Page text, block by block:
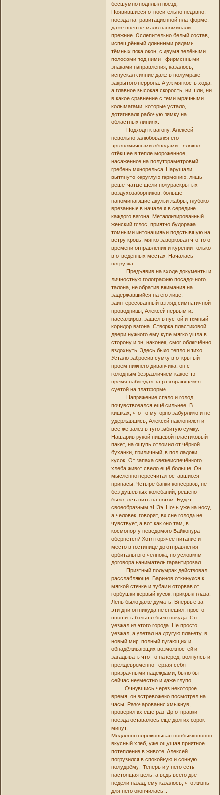
бесшумно подплыл поезд.
Появившиеся относительно недавно,
поезда на гравитационной платформе,
даже внешне мало напоминали
прежние. Ослепительно белый состав,
испещрённый длинными рядами
тёмных пока окон, с двумя зелёными
полосами под ними - фирменными
знаками направления, казалось,
испускал сияние даже в полумраке
закрытого перрона. А уж мягкость хода,
а главное высокая скорость, ни шли, ни
в какое сравнение с теми мрачными
колымагами, которые устало,
дотягивали рабочую лямку на
областных линиях.
Подходя к вагону, Алексей
невольно залюбовался его
эргономичными обводами - словно
отёкшее в тепле мороженное,
насаженное на полутораметровый
гребень монорельса. Нарушали
вытянуто-округлую гармонию, лишь
решётчатые щели полураскрытых
воздухозаборников, больше
напоминающие акульи жабры, глубоко
врезанные в начале и в середине
каждого вагона. Металлизированный
женский голос, приятно будоража
томными интонациями подстывшую на
ветру кровь, мягко заворковал что-то о
времени отправления и курении только
в отведённых местах. Началась
погрузка...
Предъявив на входе документы и
личностную голографию посадочного
талона, не обратив внимания на
задержавшийся на его лице,
заинтересованный взгляд симпатичной
проводницы, Алексей первым из
пассажиров, зашёл в пустой и тёмный
коридор вагона. Створка пластиковой
двери нужного ему купе мягко ушла в
сторону и он, наконец, смог облегчённо
вздохнуть. Здесь было тепло и тихо.
Устало забросив сумку в открытый
проём нижнего диванчика, он с
голодным безразличием какое-то
время наблюдал за разгорающейся
суетой на платформе.
Напряжение спало и голод
почувствовался ещё сильнее. В
кишках, что-то муторно забурлило и не
удержавшись, Алексей наклонился и
всё же залез в туго забитую сумку.
Нашарив рукой пищевой пластиковый
пакет, на ощупь отломил от чёрной
буханки, приличный, в пол ладони,
кусок. От запаха свежеиспечённого
хлеба живот свело ещё больше. Он
мысленно пересчитал оставшиеся
припасы. Четыре банки консервов, не
без душевных колебаний, решено
было, оставить на потом. Будет
своеобразным эНЗэ. Ночь уже на носу,
а человек, говорят, во сне голода не
чувствует, а вот как оно там, в
космопорту неведомого Байконура
обернётся? Хотя горячее питание и
место в гостинице до отправления
орбитального челнока, по условиям
договора наниматель гарантировал...
Приятный полумрак действовал
расслабляюще. Баринов откинулся к
мягкой стенке и зубами оторвав от
горбушки первый кусок, прикрыл глаза.
Лень было даже думать. Впервые за
эти дни он никуда не спешил, просто
спешить больше было некуда. Он
уезжал из этого города. Не просто
уезжал, а улетал на другую планету, в
новый мир, полный пугающих и
обнадёживающих возможностей и
загадывать что-то наперёд, волнуясь и
преждевременно терзая себя
призрачными надеждами, было бы
сейчас неуместно и даже глупо.
Очнувшись через некоторое
время, он встревожено посмотрел на
часы. Разочарованно хмыкнув,
проверил их ещё раз. До отправки
поезда оставалось ещё долгих сорок
минут.
Медленно пережевывая необыкновенно
вкусный хлеб, уже ощущая приятное
потепление в животе, Алексей
погрузился в спокойную и сонную
полудрёму. Теперь и у него есть
настоящая цель, а ведь всего две
недели назад, ему казалось, что жизнь
для него окончилась...